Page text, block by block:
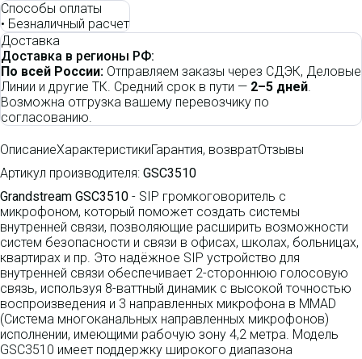
Способы оплаты
• Безналичный расчет
Доставка
Доставка в регионы РФ:
По всей России: Отправляем заказы через СДЭК, Деловые
Линии и другие ТК. Средний срок в пути — 2–5 дней.
Возможна отгрузка вашему перевозчику по
согласованию.
ОписаниеХарактеристикиГарантия, возвратОтзывы
Артикул производителя: GSC3510
Grandstream GSC3510 - SIP громкоговоритель с
микрофоном, который поможет создать системы
внутренней связи, позволяющие расширить возможности
систем безопасности и связи в офисах, школах, больницах,
квартирах и пр. Это надёжное SIP устройство для
внутренней связи обеспечивает 2-стороннюю голосовую
связь, используя 8-ваттный динамик с высокой точностью
воспроизведения и 3 направленных микрофона в MMAD
(Система многоканальных направленных микрофонов)
исполнении, имеющими рабочую зону 4,2 метра. Модель
GSC3510 имеет поддержку широкого диапазона